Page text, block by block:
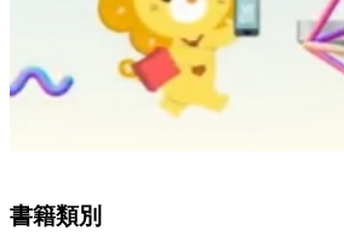
書籍類別